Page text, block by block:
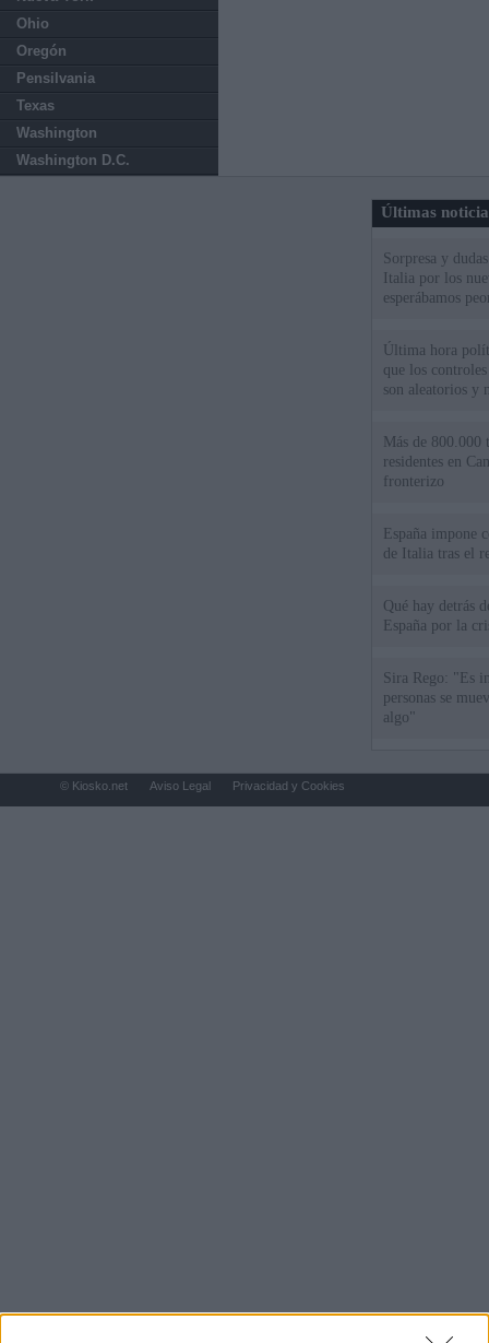
Ohio
Oregón
Pensilvania
Texas
Washington
Washington D.C.
Últimas
Sorpresa y
Italia por los
esperábamos
Última hora
que los
son aleatorios y
Más de 800.000
residentes en
fronterizo
España impone
de Italia tras el
Qué hay detrás
España por la
Sira Rego: "Es
personas se
algo"
© Kiosko.net Aviso Legal Privacidad y Cookies